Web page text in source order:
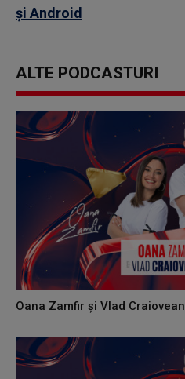
și Android
ALTE PODCASTURI
Oana Zamfir și Vlad